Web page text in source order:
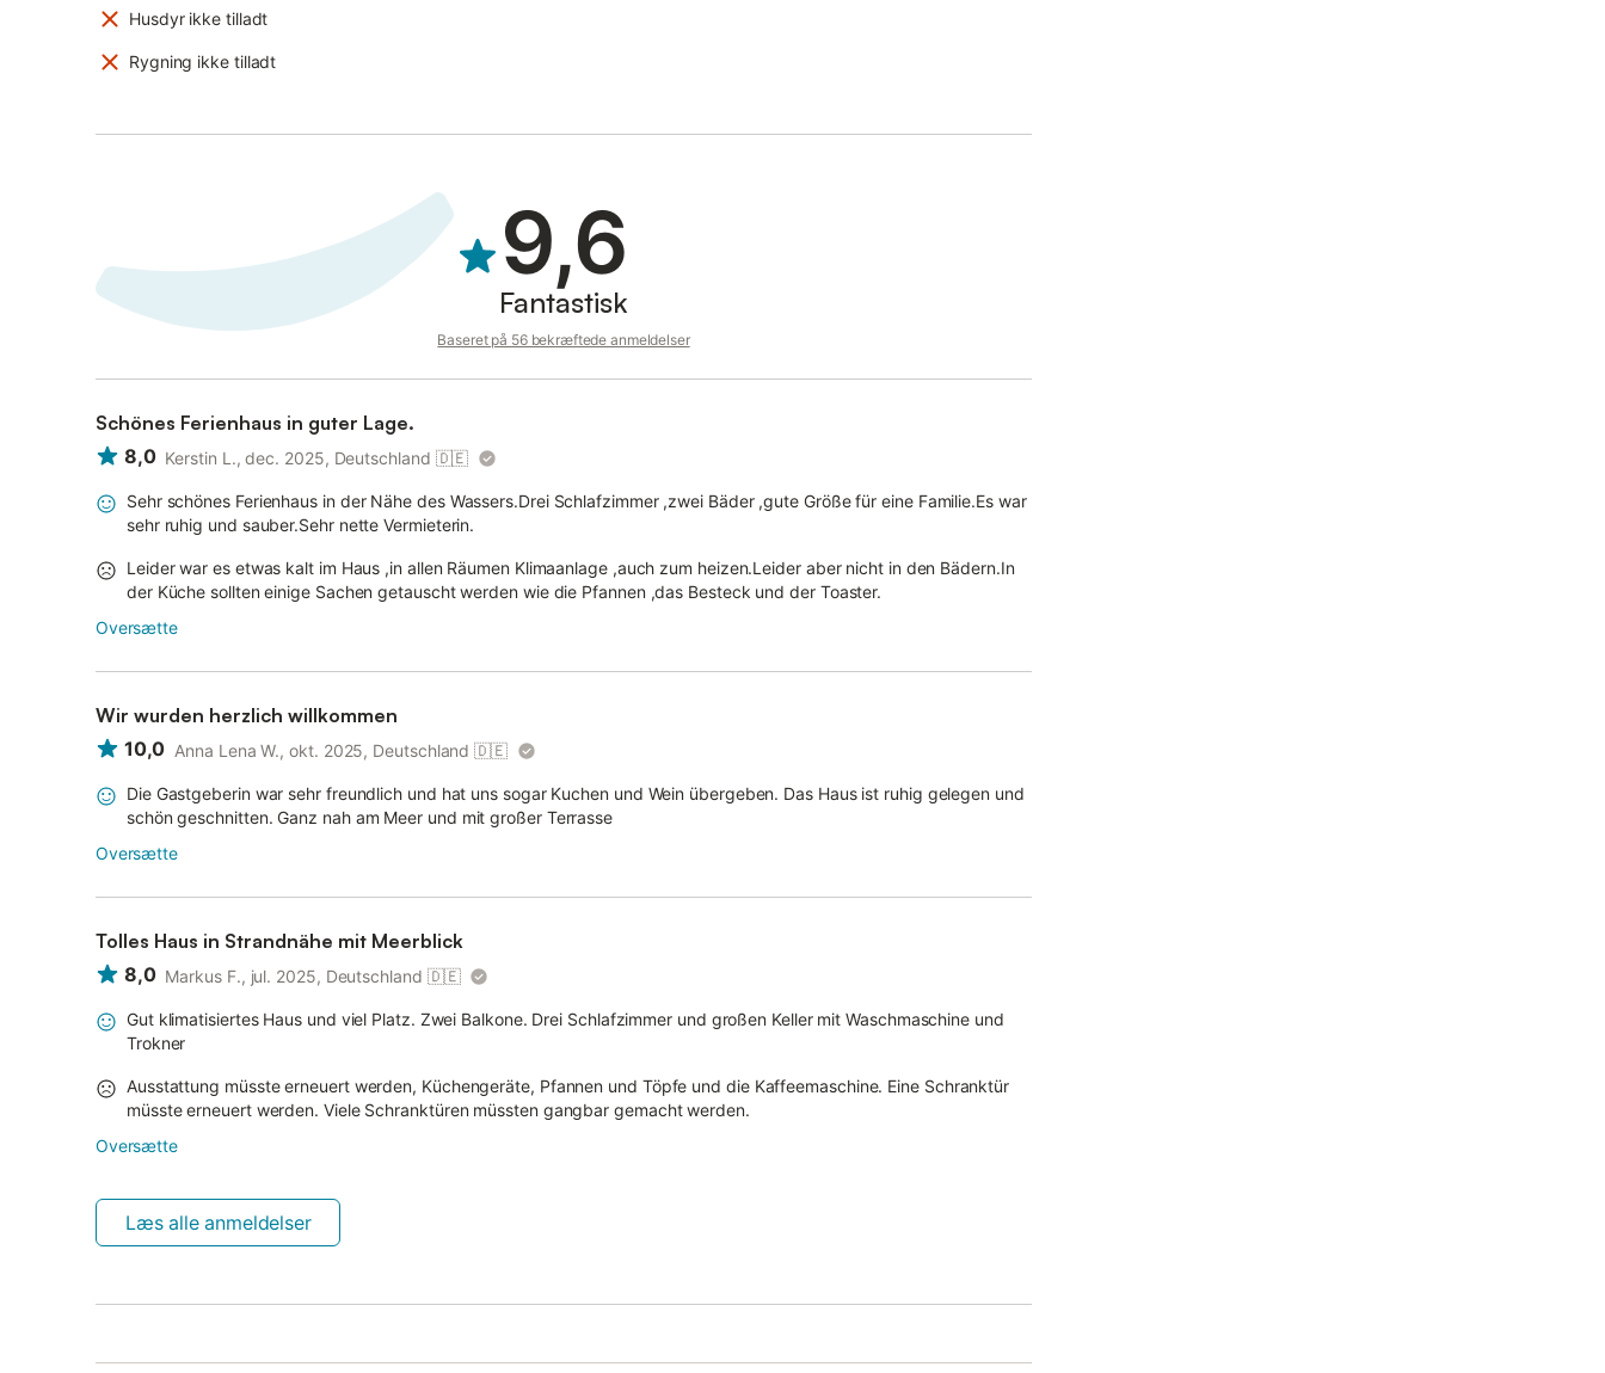
Husdyr ikke tilladt
Rygning ikke tilladt
9,6
Fantastisk
Baseret på 56 bekræftede anmeldelser
Schönes Ferienhaus in guter Lage.
8,0 Kerstin L., dec. 2025, Deutschland 🇩🇪
Sehr schönes Ferienhaus in der Nähe des Wassers.Drei Schlafzimmer ,zwei Bäder ,gute Größe für eine Familie.Es war
sehr ruhig und sauber.Sehr nette Vermieterin.
Leider war es etwas kalt im Haus ,in allen Räumen Klimaanlage ,auch zum heizen.Leider aber nicht in den Bädern.In
der Küche sollten einige Sachen getauscht werden wie die Pfannen ,das Besteck und der Toaster.
Oversætte
Wir wurden herzlich willkommen
10,0 Anna Lena W., okt. 2025, Deutschland 🇩🇪
Die Gastgeberin war sehr freundlich und hat uns sogar Kuchen und Wein übergeben. Das Haus ist ruhig gelegen und
schön geschnitten. Ganz nah am Meer und mit großer Terrasse
Oversætte
Tolles Haus in Strandnähe mit Meerblick
8,0 Markus F., jul. 2025, Deutschland 🇩🇪
Gut klimatisiertes Haus und viel Platz. Zwei Balkone. Drei Schlafzimmer und großen Keller mit Waschmaschine und
Trokner
Ausstattung müsste erneuert werden, Küchengeräte, Pfannen und Töpfe und die Kaffeemaschine. Eine Schranktür
müsste erneuert werden. Viele Schranktüren müssten gangbar gemacht werden.
Oversætte
Læs alle anmeldelser